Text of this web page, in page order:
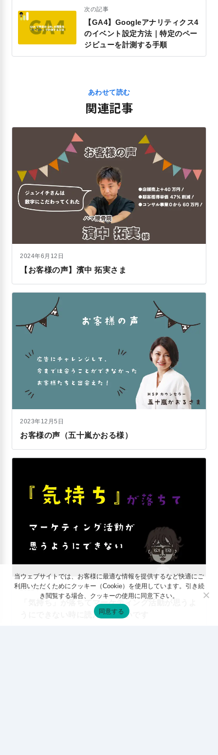
次の記事
【GA4】Googleアナリティクス4
のイベント設定方法｜特定のペー
ジビューを計測する手順
あわせて読む
関連記事
2024年6月12日
【お客様の声】濱中 拓実さま
2023年12月5日
お客様の声（五十嵐かおる様）
2022年7月13日
「気持ち」が落ちてマーケティング活動が思うよ
うにできない時に読んでほしいです
当ウェブサイトでは、お客様に最適な情報を提供するなど快適にご
利用いただくためにクッキー（Cookie）を使用しています。引き続
き閲覧する場合、クッキーの使用に同意下さい。
同意する